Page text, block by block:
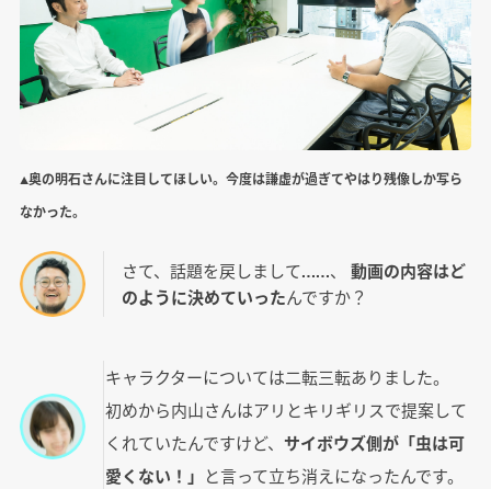
▲奥の明石さんに注目してほしい。今度は謙虚が過ぎてやはり残像しか写ら
なかった。
さて、話題を戻しまして……、 動画の内容はど
のように決めていったんですか？
キャラクターについては二転三転ありました。
初めから内山さんはアリとキリギリスで提案して
くれていたんですけど、 サイボウズ側が「虫は可
愛くない！」 と言って立ち消えになったんです。